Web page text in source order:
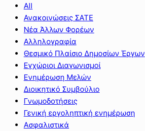
All
Ανακοινώσεις ΣΑΤΕ
Νέα Άλλων Φορέων
Αλληλογραφία
Θεσμικό Πλαίσιο Δημοσίων Έργων
Εγχώριοι Διαγωνισμοί
Ενημέρωση Μελών
Διοικητικό Συμβούλιο
Γνωμοδοτήσεις
Γενική εργοληπτική ενημέρωση
Ασφαλιστικά